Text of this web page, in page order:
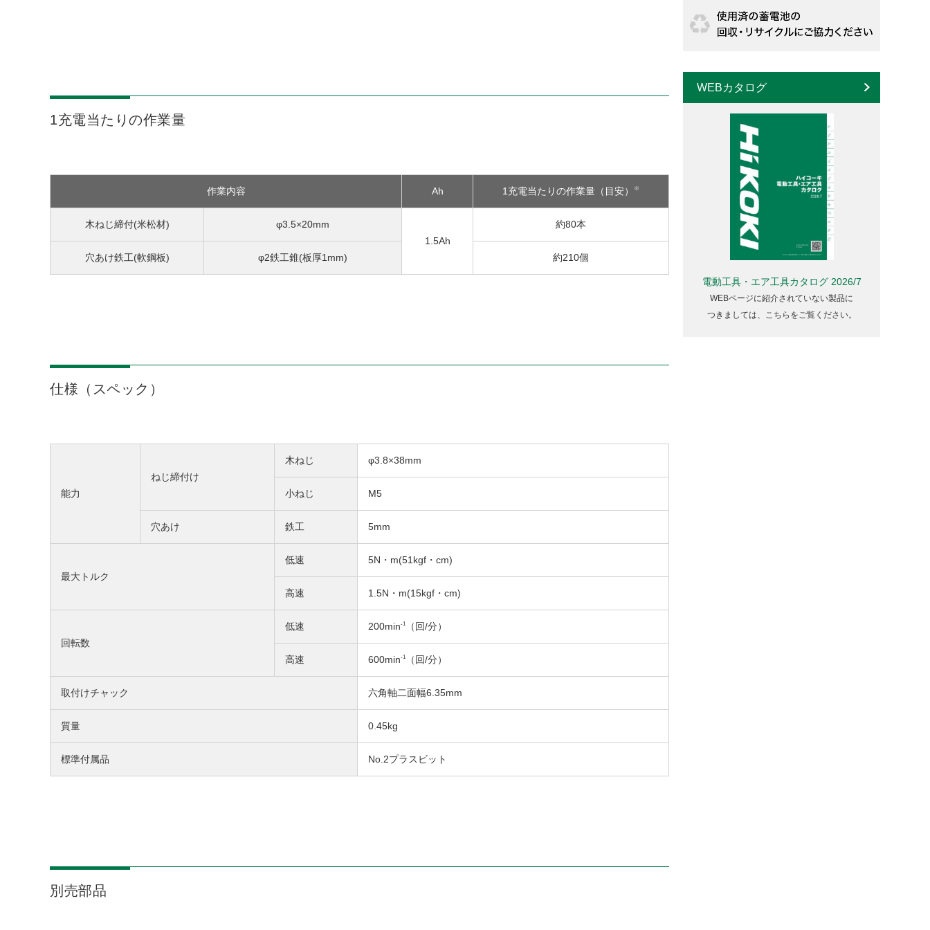
1充電当たりの作業量
作業内容 Ah 1充電当たりの作業量（目安） ※
木ねじ締付(米松材) φ3.5×20mm
1.5Ah
約80本
穴あけ鉄工(軟鋼板) φ2鉄工錐(板厚1mm) 約210個
仕様（スペック）
能力
ねじ締付け
木ねじ φ3.8×38mm
小ねじ M5
穴あけ 鉄工 5mm
最大トルク
低速 5N・m(51kgf・cm)
高速 1.5N・m(15kgf・cm)
回転数
低速 200min-1 （回/分）
高速 600min-1 （回/分）
取付けチャック 六角軸二面幅6.35mm
質量 0.45kg
標準付属品 No.2プラスビット
別売部品
WEBカタログ
電動工具・エア工具カタログ 2026/7
WEBページに紹介されていない製品に
つきましては、こちらをご覧ください。